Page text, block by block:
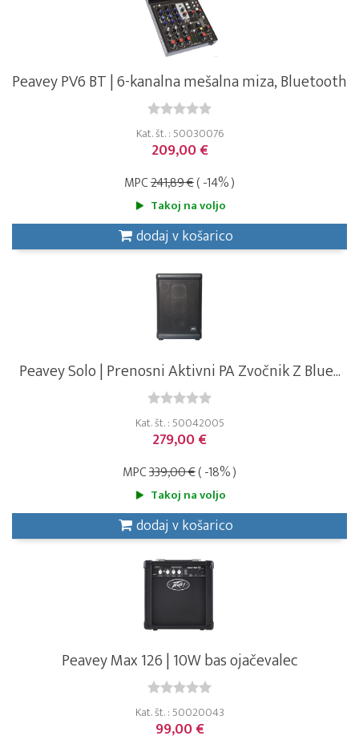
Peavey PV6 BT | 6-kanalna mešalna miza, Bluetooth
Kat. št. : 50030076
209,00 €
MPC241,89 €( -14% )
Takoj na voljo
dodaj v košarico
Peavey Solo | Prenosni Aktivni PA Zvočnik Z Blue...
Kat. št. : 50042005
279,00 €
MPC339,00 €( -18% )
Takoj na voljo
dodaj v košarico
Peavey Max 126 | 10W bas ojačevalec
Kat. št. : 50020043
99,00 €